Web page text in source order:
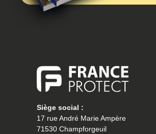
Siège social :
17 rue André Marie Ampère
71530 Champforgeuil